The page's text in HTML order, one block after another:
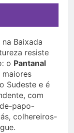
Baixada
resiste
o Pantanal
maiores
Sudeste e é
com
papo-
colhereiros-